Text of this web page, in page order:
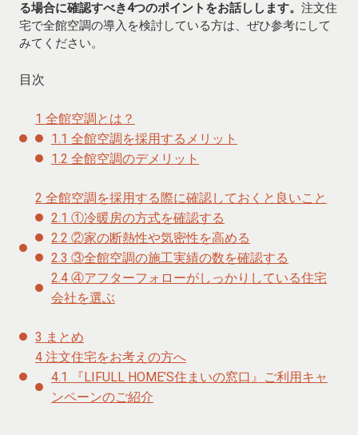
る場合に確認すべき4つのポイントをお話しします。 注文住
宅で全館空調の導入を検討している方は、ぜひ参考にして
みてください。
目次
1 全館空調とは？
1.1 全館空調を採用するメリット
1.2 全館空調のデメリット
2 全館空調を採用する際に確認しておくと良いこと
2.1 ①冷暖房の方式を確認する
2.2 ②家の断熱性や気密性を高める
2.3 ③全館空調の施工実績の数を確認する
2.4④アフターフォローがしっかりしている住宅
会社を選ぶ
3 まとめ
4注文住宅をお考えの方へ
4.1
『LIFULL HOME’S住まいの窓口』ご利用キャ
ンペーンのご紹介